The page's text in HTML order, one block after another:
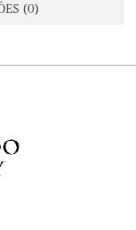
(0)